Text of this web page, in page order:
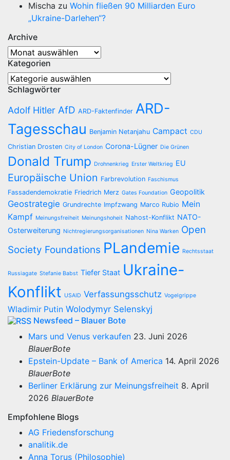
Mischa zu Wohin fließen 90 Milliarden Euro
„Ukraine-Darlehen“?
Archive
Archive
Kategorien
Kategorien
Schlagwörter
Adolf Hitler AfD ARD-Faktenfinder ARD-
Tagesschau Benjamin Netanjahu Campact CDU
Christian Drosten City of London Corona-Lügner Die Grünen
Donald Trump Drohnenkrieg Erster Weltkrieg EU
Europäische Union Farbrevolution Faschismus
Fassadendemokratie Friedrich Merz Gates Foundation Geopolitik
Geostrategie Grundrechte Impfzwang Marco Rubio Mein
Kampf Meinungsfreiheit Meinungshoheit Nahost-Konflikt NATO-
Osterweiterung Nichtregierungsorganisationen Nina Warken Open
Society Foundations PLandemie Rechtsstaat
Russiagate Stefanie Babst Tiefer Staat Ukraine-
Konflikt USAID Verfassungsschutz Vogelgrippe
Wladimir Putin Wolodymyr Selenskyj
Newsfeed – Blauer Bote
Mars und Venus verkaufen 23. Juni 2026
BlauerBote
Epstein-Update – Bank of America 14. April 2026
BlauerBote
Berliner Erklärung zur Meinungsfreiheit 8. April
2026 BlauerBote
Empfohlene Blogs
AG Friedensforschung
analitik.de
Anna Torus (Philosophie)